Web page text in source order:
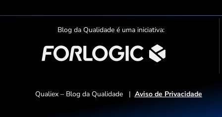
o
t
f
y
Blog da Qualidade é uma iniciativa:
Qualiex – Blog da Qualidade | Aviso de Privacidade